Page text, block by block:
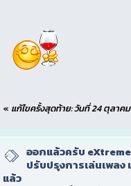
« แก้ไขครั้งสุดท้าย: วันที่ 24 ตุลาค
ออกแล้วครับ
ปรับปรุงการเล่นเพลง
แล้ว